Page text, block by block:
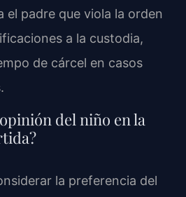
el padre que viola la orden
a la custodia,
de cárcel en casos
del niño en la
la preferencia del